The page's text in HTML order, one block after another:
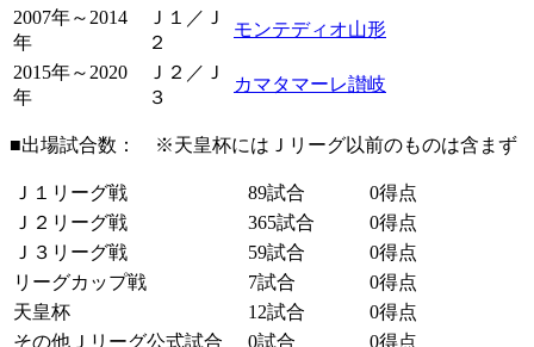
2007年～2014
年
Ｊ１／Ｊ
２
モンテディオ山形
2015年～2020
年
Ｊ２／Ｊ
３
カマタマーレ讃岐
■出場試合数： ※天皇杯にはＪリーグ以前のものは含まず
Ｊ１リーグ戦 89試合
0得点
Ｊ２リーグ戦
365試合
0得点
Ｊ３リーグ戦
59試合
0得点
リーグカップ戦
7試合
0得点
天皇杯
12試合
0得点
その他Ｊリーグ公式試合
0試合
0得点